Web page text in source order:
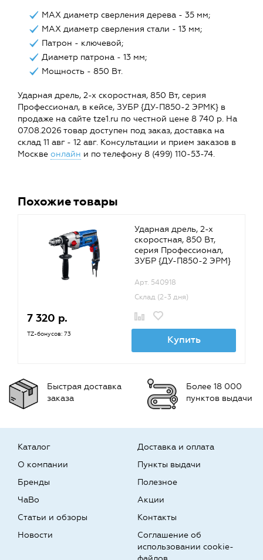
MAX диаметр сверления дерева - 35 мм;
MAX диаметр сверления стали - 13 мм;
Патрон - ключевой;
Диаметр патрона - 13 мм;
Мощность - 850 Вт.
Ударная дрель, 2-х скоростная, 850 Вт, серия
Профессионал, в кейсе, ЗУБР {ДУ-П850-2 ЭРМК} в
продаже на сайте tze1.ru по честной цене 8 740 р. На
07.08.2026 товар доступен под заказ, доставка на
склад 11 авг - 12 авг. Консультации и прием заказов в
Москве онлайн и по телефону 8 (499) 110-53-74.
Похожие товары
Ударная дрель, 2-х
скоростная, 850 Вт,
серия Профессионал,
ЗУБР {ДУ-П850-2 ЭРМ}
Арт. 540918
Склад (2-3 дня)
7 320 р.
TZ-бонусов: 73 Купить
Быстрая доставка
заказа
Более 18 000
пунктов выдачи
Каталог
О компании
Бренды
Доставка и оплата
Пункты выдачи
Полезное
ЧаВо
Статьи и обзоры
Новости
Акции
Контакты
Соглашение об
использовании cookie-